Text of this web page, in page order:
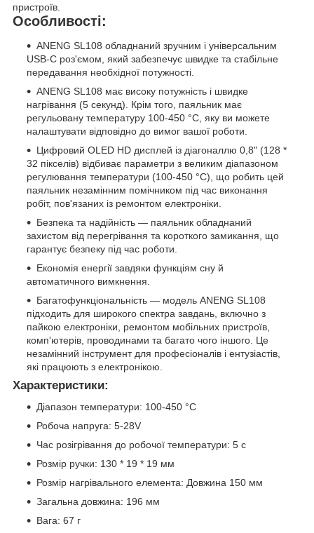
пристроїв.
Особливості:
ANENG SL108 обладнаний зручним і універсальним
USB-C роз'ємом, який забезпечує швидке та стабільне
передавання необхідної потужності.
ANENG SL108 має високу потужність і швидке
нагрівання (5 секунд). Крім того, паяльник має
регульовану температуру 100-450 °C, яку ви можете
налаштувати відповідно до вимог вашої роботи.
Цифровий OLED HD дисплей із діагоналлю 0,8" (128 *
32 пікселів) відбиває параметри з великим діапазоном
регулювання температури (100-450 °C), що робить цей
паяльник незамінним помічником під час виконання
робіт, пов'язаних із ремонтом електроніки.
Безпека та надійність — паяльник обладнаний
захистом від перегрівання та короткого замикання, що
гарантує безпеку під час роботи.
Економія енергії завдяки функціям сну й
автоматичного вимкнення.
Багатофункціональність — модель ANENG SL108
підходить для широкого спектра завдань, включно з
пайкою електроніки, ремонтом мобільних пристроїв,
комп'ютерів, проводинами та багато чого іншого. Це
незамінний інструмент для професіоналів і ентузіастів,
які працюють з електронікою.
Характеристики:
Діапазон температури: 100-450 °C
Робоча напруга: 5-28V
Час розігрівання до робочої температури: 5 с
Розмір ручки: 130 * 19 * 19 мм
Розмір нагрівального елемента: Довжина 150 мм
Загальна довжина: 196 мм
Вага: 67 г